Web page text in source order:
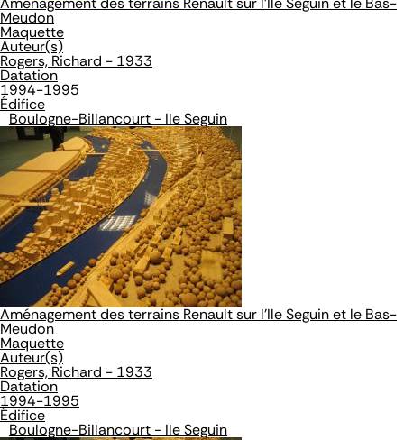
Meudon
Maquette
Auteur(s)
Rogers, Richard - 1933
Datation
1994-1995
Édifice
Boulogne-Billancourt - Ile Seguin
Aménagement des terrains Renault sur l'Ile Seguin et le Bas-
Meudon
Maquette
Auteur(s)
Rogers, Richard - 1933
Datation
1994-1995
Édifice
Boulogne-Billancourt - Ile Seguin